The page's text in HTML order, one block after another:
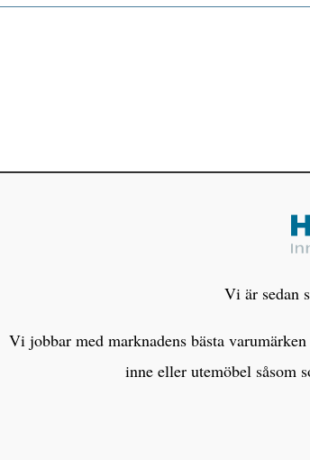
Vi är sedan
Vi jobbar med marknadens bästa
inne eller utemöbel såsom